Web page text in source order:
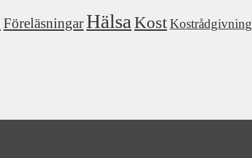
FöreläsningarHälsa KostKostrådgivning